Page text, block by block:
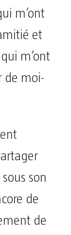
m’ont
et
m’ont
de moi-
son
de
de